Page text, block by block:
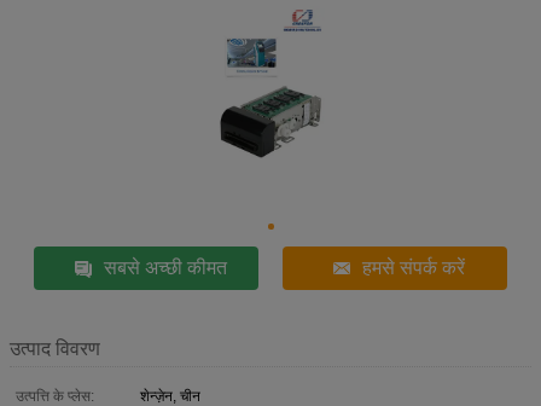
सबसे अच्छी कीमत हमसे संपर्क करें
उत्पाद विवरण
उत्पत्ति के प्लेस:
शेन्ज़ेन, चीन